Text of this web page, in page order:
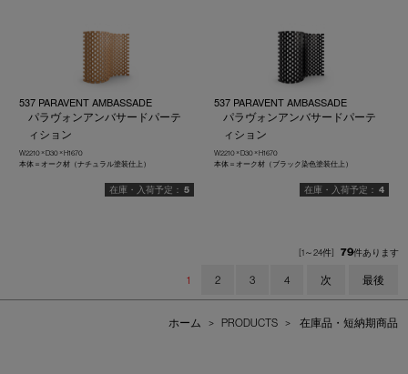
537 PARAVENT AMBASSADE
パラヴォンアンバサードパーテ
ィション
W2210 × D30 × H1670
本体＝オーク材（ナチュラル塗装仕上）
5
537 PARAVENT AMBASSADE
パラヴォンアンバサードパーテ
ィション
W2210 × D30 × H1670
本体＝オーク材（ブラック染色塗装仕上）
4
[1～24件] 79件あります
1 2 3 4 次 最後
ホーム > PRODUCTS > 在庫品・短納期商品